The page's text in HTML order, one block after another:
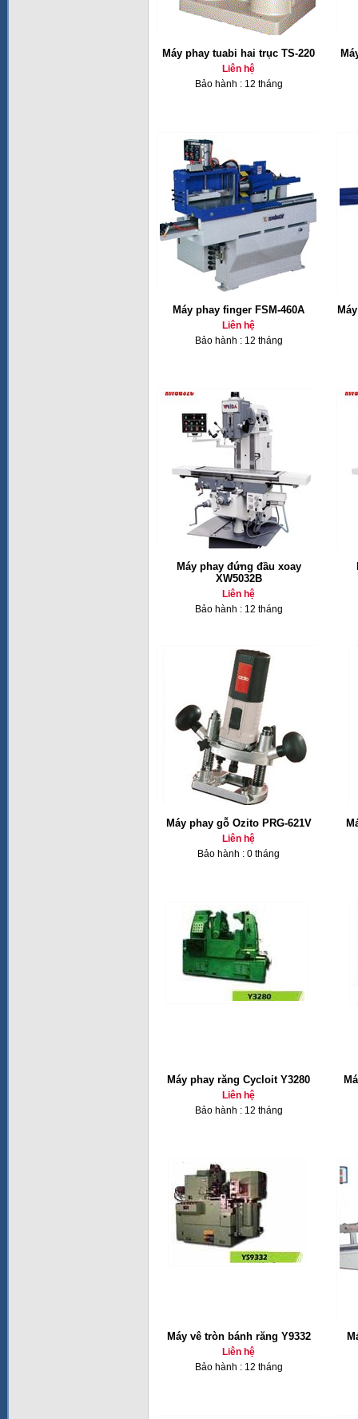
Máy phay tuabi hai trục TS-220
Liên hệ
Bảo hành : 12 tháng
Máy phay finger FSM-460A
Liên hệ
Bảo hành : 12 tháng
Máy phay đứng đầu xoay
XW5032B
Liên hệ
Bảo hành : 12 tháng
Máy phay gỗ Ozito PRG-621V
Liên hệ
Bảo hành : 0 tháng
Máy phay răng Cycloit Y3280
Liên hệ
Bảo hành : 12 tháng
Máy vê tròn bánh răng Y9332
Liên hệ
Bảo hành : 12 tháng